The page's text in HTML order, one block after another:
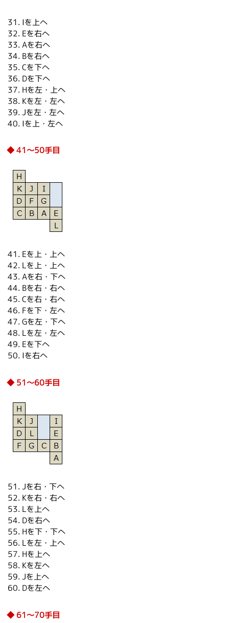
Iを上へ
Eを右へ
Aを右へ
Bを右へ
Cを下へ
Dを下へ
Hを左・上へ
Kを左・左へ
Jを左・左へ
Iを上・左へ
41～50手目
Eを上・上へ
Lを上・上へ
Aを右・下へ
Bを右・右へ
Cを右・右へ
Fを下・左へ
Gを左・下へ
Lを左・左へ
Eを下へ
Iを右へ
51～60手目
Jを右・下へ
Kを右・右へ
Lを上へ
Dを右へ
Hを下・下へ
Lを左・上へ
Hを上へ
Kを左へ
Jを上へ
Dを左へ
61～70手目